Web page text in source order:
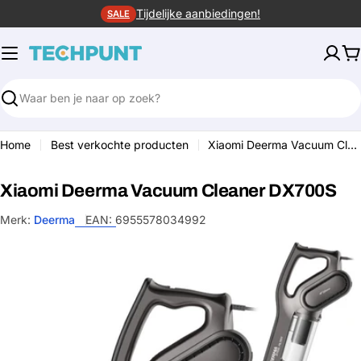
naar
inhoud
SALE Tijdelijke aanbiedingen!
Zoeken
Home Best verkochte producten Xiaomi Deerma Vacuum Cleaner DX700S
Xiaomi Deerma Vacuum Cleaner DX700S
Merk: Deerma EAN: 6955578034992